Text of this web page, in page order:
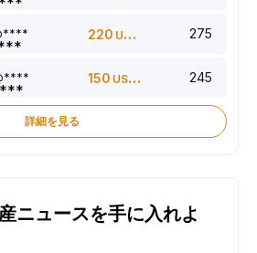
220 USDT 275
150 USDT 245
詳細を見る
ニュースを手に入れよ